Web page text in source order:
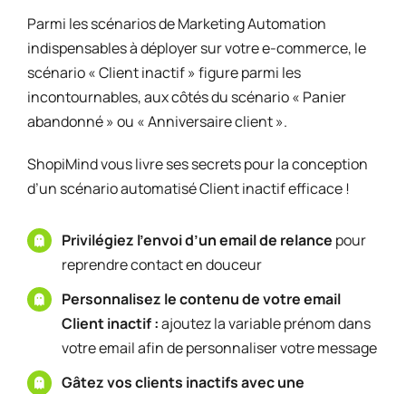
Parmi les scénarios de Marketing Automation
indispensables à déployer sur votre e-commerce, le
scénario « Client inactif » figure parmi les
incontournables, aux côtés du scénario « Panier
abandonné » ou « Anniversaire client ».
ShopiMind vous livre ses secrets pour la conception
d’un scénario automatisé Client inactif efficace !
Privilégiez l’envoi d’un email de relance pour
reprendre contact en douceur
Personnalisez le contenu de votre email
Client inactif :ajoutez la variable prénom dans
votre email afin de personnaliser votre message
Gâtez vos clients inactifs avec une